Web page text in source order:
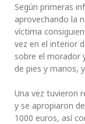
Según primeras
aprovechando la
víctima
vez en el interior
sobre el morador
de pies y manos,
Una vez tuvieron
y se apropiaron
1000 euros, así